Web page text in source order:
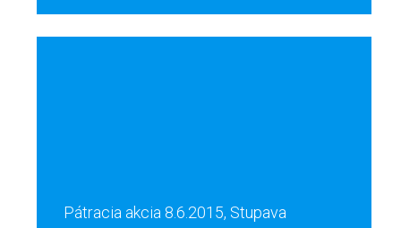
Pátracia akcia 8.6.2015, Stupava